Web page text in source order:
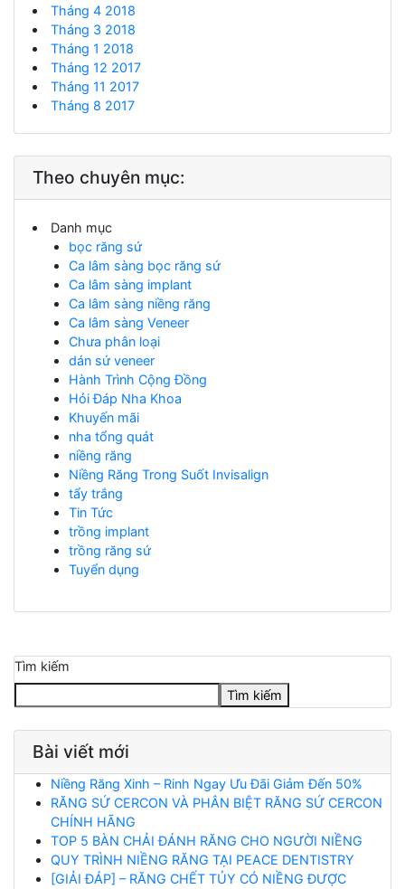
Tháng 4 2018
Tháng 3 2018
Tháng 1 2018
Tháng 12 2017
Tháng 11 2017
Tháng 8 2017
Theo chuyên mục:
Danh mục
bọc răng sứ
Ca lâm sàng bọc răng sứ
Ca lâm sàng implant
Ca lâm sàng niềng răng
Ca lâm sàng Veneer
Chưa phân loại
dán sứ veneer
Hành Trình Cộng Đồng
Hỏi Đáp Nha Khoa
Khuyến mãi
nha tổng quát
niềng răng
Niềng Răng Trong Suốt Invisalign
tẩy trắng
Tin Tức
trồng implant
trồng răng sứ
Tuyển dụng
Tìm kiếm
Tìm kiếm
Bài viết mới
Niềng Răng Xinh – Rinh Ngay Ưu Đãi Giảm Đến 50%
RĂNG SỨ CERCON VÀ PHÂN BIỆT RĂNG SỨ CERCON
CHÍNH HÃNG
TOP 5 BÀN CHẢI ĐÁNH RĂNG CHO NGƯỜI NIỀNG
QUY TRÌNH NIỀNG RĂNG TẠI PEACE DENTISTRY
[GIẢI ĐÁP] – RĂNG CHẾT TỦY CÓ NIỀNG ĐƯỢC